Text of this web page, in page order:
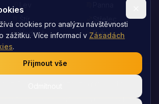
Vodnář Ryby
cookies pro analýzu návštěvnosti
zážitku. Více informací v Zásadách
.
Přijmout vše